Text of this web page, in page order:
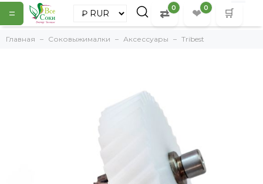
= ⇄ 0 ❤ 0 🛒
Главная Соковыжималки Аксессуары Tribest